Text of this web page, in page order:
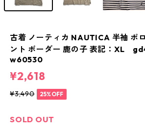
古着 ノーティカ NAUTICA 半袖 ポ
ント ボーダー 鹿の子 表記：XL
w60530
¥2,618
¥3,490 25%OFF
SOLD OUT